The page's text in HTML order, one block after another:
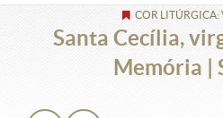
COR LITÚRGICA:
Santa Cecília,
Memória |